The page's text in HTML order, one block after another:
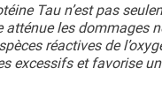
Tau n’est pas
atténue les dommages
réactives de
excessifs et favorise